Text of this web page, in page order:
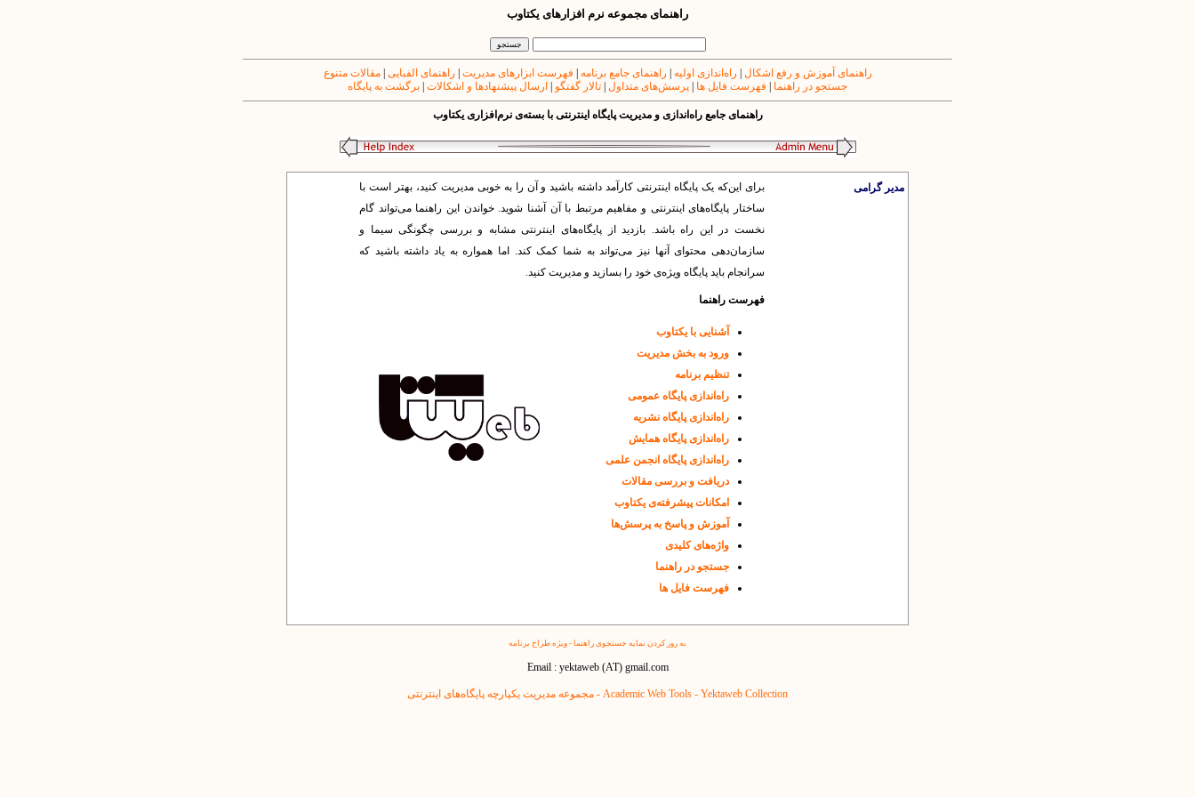
راهنمای مجموعه نرم افزارهای یکتاوب
راهنمای آموزش و رفع اشکال راه‌اندازی اولیه راهنمای جامع برنامه فهرست ابزارهای مدیریت راهنمای الفبایی |مقالات متنوع
جستجو در راهنما
فهرست فایل ها پرسش‌های متداول تالار گفتگو ارسال پیشنهادها و اشکالات برگشت به پایگاه
راهنمای جامع راه‌اندازی و مدیریت پایگاه اینترنتی با بسته‌ی نرم‌افزاری یکتاوب
مدیر گرامی
برای این‌که یک پایگاه اینترنتی کارآمد داشته باشید و آن را به خوبی مدیریت کنید، بهتر است با
ساختار پایگاه‌های‌ اینترنتی و مفاهیم مرتبط با آن آشنا شوید. خواندن این راهنما می‌تواند گام
نخست در این راه باشد. بازدید از پایگاه‌های اینترنتی مشابه و بررسی چگونگی سیما و
سازمان‌دهی محتوای آنها‌ نیز می‌تواند به شما کمک کند. اما همواره به یاد داشته باشید که
سرانجام باید پایگاه وی‍ژه‌ی خود را بسازید و مدیریت کنید.
فهرست راهنما
آشنایی با یکتاوب
ورود به بخش مدیریت
تنظیم برنامه
راه‌اندازی پایگاه عمومی
راه‌اندازی پایگاه نشریه
راه‌اندازی پایگاه همایش
راه‌اندازی پایگاه انجمن علمی
دریافت و بررسی مقالات
امکانات پیشرفته‌ی یکتاوب
آموزش و پاسخ به پرسش‌ها
واژه‌های کلیدی
جستجو در راهنما
فهرست فایل ها
به روز کردن نمایه جستجوی راهنما - ویژه طراح برنامه
Email : yektaweb (AT) gmail.com
Academic Web Tools - Yektaweb Collection - مجموعه مدیریت یکپارچه پایگاه‌های اینترنتی